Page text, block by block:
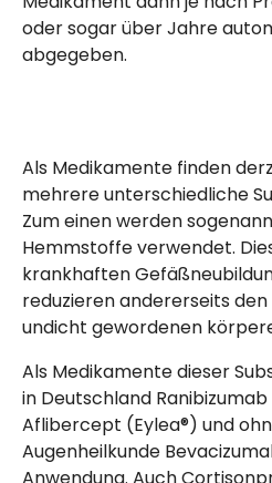
oder sogar über Jahre
abgegeben.
Als Medikamente finden
mehrere unterschiedliche
Zum einen werden
Hemmstoffe verwendet.
krankhaften
reduzieren andererseits
undicht gewordenen
Als Medikamente dieser
in Deutschland
Aflibercept (Eylea®) und
Augenheilkunde